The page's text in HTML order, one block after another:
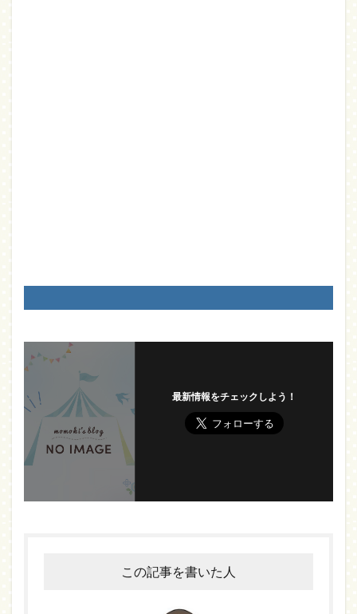
最新情報をチェックしよう！
この記事を書いた人